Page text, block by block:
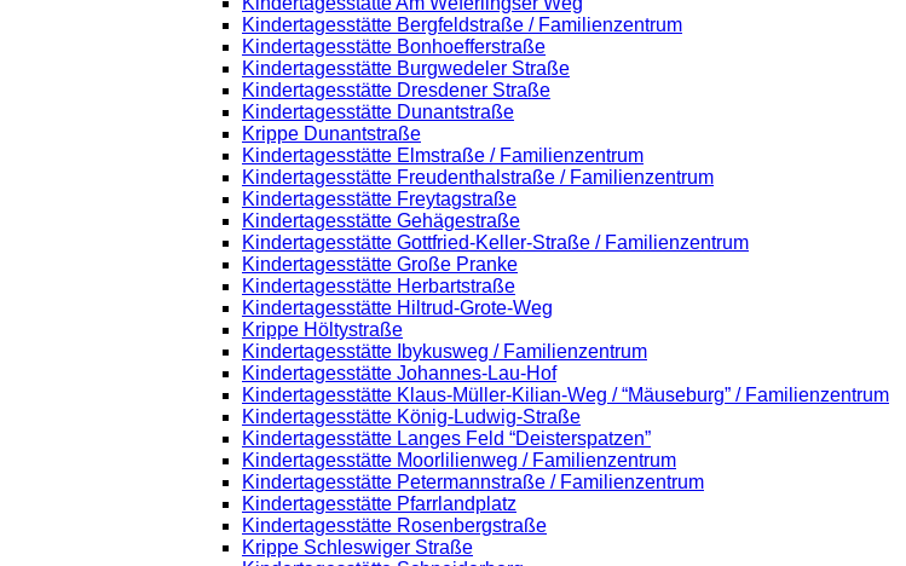
Kindertagesstätte Bergfeldstraße / Familienzentrum
Kindertagesstätte Bonhoefferstraße
Kindertagesstätte Burgwedeler Straße
Kindertagesstätte Dresdener Straße
Kindertagesstätte Dunantstraße
Krippe Dunantstraße
Kindertagesstätte Elmstraße / Familienzentrum
Kindertagesstätte Freudenthalstraße / Familienzentrum
Kindertagesstätte Freytagstraße
Kindertagesstätte Gehägestraße
Kindertagesstätte Gottfried-Keller-Straße / Familienzentrum
Kindertagesstätte Große Pranke
Kindertagesstätte Herbartstraße
Kindertagesstätte Hiltrud-Grote-Weg
Krippe Höltystraße
Kindertagesstätte Ibykusweg / Familienzentrum
Kindertagesstätte Johannes-Lau-Hof
Kindertagesstätte Klaus-Müller-Kilian-Weg / “Mäuseburg” / Familienzentrum
Kindertagesstätte König-Ludwig-Straße
Kindertagesstätte Langes Feld “Deisterspatzen”
Kindertagesstätte Moorlilienweg / Familienzentrum
Kindertagesstätte Petermannstraße / Familienzentrum
Kindertagesstätte Pfarrlandplatz
Kindertagesstätte Rosenbergstraße
Krippe Schleswiger Straße